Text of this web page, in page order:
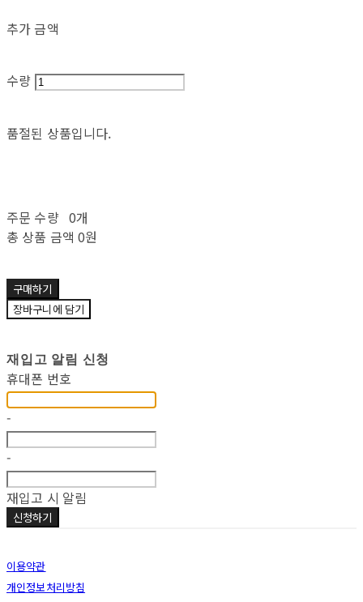
추가 금액
수량
품절된 상품입니다.
주문 수량 0개
총 상품 금액 0원
구매하기
장바구니에 담기
재입고 알림 신청
휴대폰 번호
-
-
재입고 시 알림
신청하기
이용약관
개인정보처리방침